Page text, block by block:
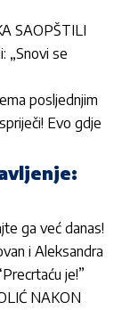
SAOPŠTILI
„Snovi se
posljednjim
Evo gdje
ga već danas!
i Aleksandra
je!”
NAKON